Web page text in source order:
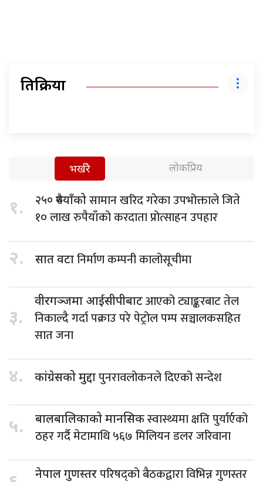
प्रतिक्रिया
भर्खरै लोकप्रिय
१. २५० रुपैयाँकोसामान खरिद गरेका उपभोक्ताले जिते
१० लाख रुपैयाँको करदाता प्रोत्साहन उपहार
२. सात वटानिर्माण कम्पनी कालोसूचीमा
३.
वीरगञ्जमा आईसीपीबाटआएको ट्याङ्करबाट तेल
निकाल्दै गर्दा पक्राउ परे पेट्रोल पम्प सञ्चालकसहित
सात जना
४. कांग्रेसको मुद्दापुनरावलोकनले दिएको सन्देश
५. बालबालिकाको मानसिकस्वास्थ्यमा क्षति पुर्यार्एको
ठहर गर्दै मेटामाथि ५६७ मिलियन डलर जरिवाना
नेपाल गुणस्तरपरिषद्को बैठकद्वारा विभिन्न गुणस्तर